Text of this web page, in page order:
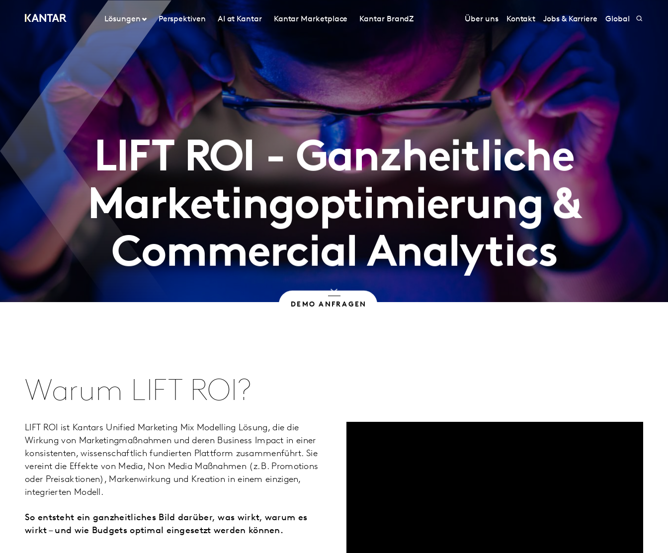
Lösungen Perspektiven AI at Kantar Kantar Marketplace Kantar BrandZ Über uns Kontakt Jobs & Karriere Global
LIFT ROI - Ganzheitliche
Marketingoptimierung &
Commercial Analytics
DEMO ANFRAGEN
Warum LIFT ROI?
LIFT ROI ist Kantars Unified Marketing Mix Modelling Lösung, die die
Wirkung von Marketingmaßnahmen und deren Business Impact in einer
konsistenten, wissenschaftlich fundierten Plattform zusammenführt. Sie
vereint die Effekte von Media, Non Media Maßnahmen (z. B. Promotions
oder Preisaktionen), Markenwirkung und Kreation in einem einzigen,
integrierten Modell.
So entsteht ein ganzheitliches Bild darüber, was wirkt, warum es
wirkt – und wie Budgets optimal eingesetzt werden können.